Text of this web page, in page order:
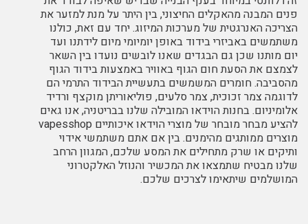
פנים המבנה מהאקלים החיצוני, בין היתר על מנת למזער את
הצריכה האנרגטית של מערכות המיזוג. יחד עם זאת, כולנו
משתמשים באביזרי בידוד באופן יומיומי מיום לידתנו ועד
יום מותנו שכן גם הבגדים שאנו לובשים נועדו בין השאר
לצמצם את הסעת חום הגוף באוויר באמצעות בידוד הגוף
מהסביבה. חומרים המשמשים בתעשיית הבידוד התרמי הם
לדוגמה צמר זכוכית, צמר סלעים, פוליאוריתן מוקצף ורדיד
אלומיניום. בחנות הוידאו המובילה שלנו בבריטניה, אנו גאים
להציע מבחר מובחר של מוצרי הוידאו איכותיים vapesshop
מוצרים ממותגים מהימנים. בין אם אתם משתמשי אידוי
ותיקים או שרק מתחילים את המסע שלכם, המגוון הרחב
שלנו מבטיח שתמצאו את המכשיר והנוזל האלקטרוני
המושלמים שיתאימו לצרכים שלכם.